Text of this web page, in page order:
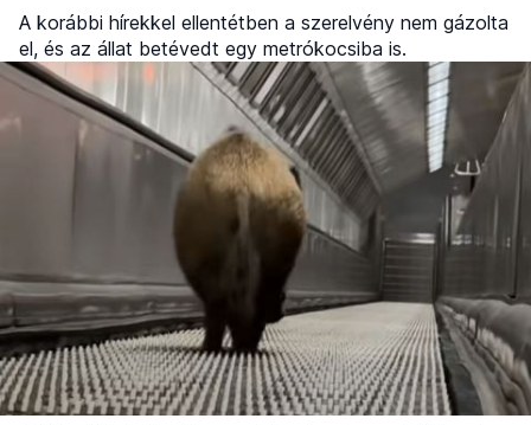
A korábbi hírekkel ellentétben a szerelvény nem gázolta
el, és az állat betévedt egy metrókocsiba is.